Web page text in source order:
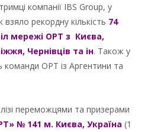
компанії IBS Group, у
рекордну кількість 74
мережі ОРТ з Києва,
Чернівців та ін. Також у
команди ОРТ із Аргентини та
переможцями та призерами
№ 141 м. Києва, Україна (1